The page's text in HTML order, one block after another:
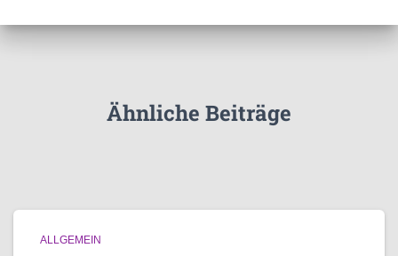
Ähnliche Beiträge
ALLGEMEIN